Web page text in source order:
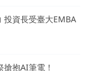
投資長受臺大EMBA
抱AI筆電！